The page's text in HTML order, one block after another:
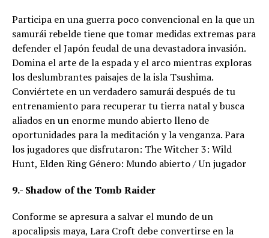
Participa en una guerra poco convencional en la que un
samurái rebelde tiene que tomar medidas extremas para
defender el Japón feudal de una devastadora invasión.
Domina el arte de la espada y el arco mientras exploras
los deslumbrantes paisajes de la isla Tsushima.
Conviértete en un verdadero samurái después de tu
entrenamiento para recuperar tu tierra natal y busca
aliados en un enorme mundo abierto lleno de
oportunidades para la meditación y la venganza. Para
los jugadores que disfrutaron: The Witcher 3: Wild
Hunt, Elden Ring Género: Mundo abierto / Un jugador
9.- Shadow of the Tomb Raider
Conforme se apresura a salvar el mundo de un
apocalipsis maya, Lara Croft debe convertirse en la